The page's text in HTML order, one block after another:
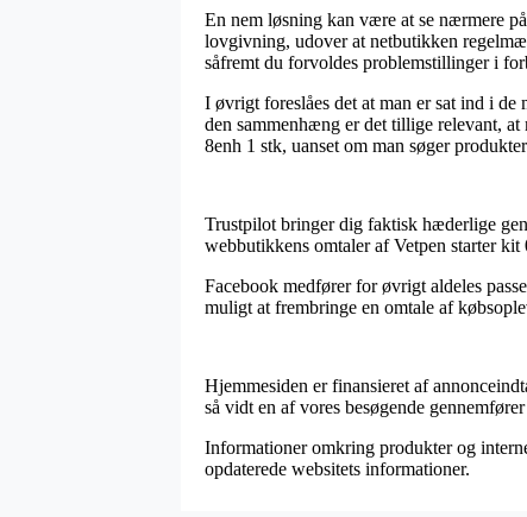
En nem løsning kan være at se nærmere
lovgivning, udover at netbutikken
såfremt du forvoldes problemstillinger i
I øvrigt foreslåes det at man er sat ind i
den sammenhæng er det tillige relevant,
8enh 1 stk, uanset om man søger
Trustpilot bringer dig faktisk hæderlige
webbutikkens omtaler af Vetpen starter
Facebook medfører for øvrigt aldeles
muligt at frembringe en omtale af
Hjemmesiden er finansieret af
så vidt en af vores besøgende
Informationer omkring produkter og
opdaterede websitets informationer.